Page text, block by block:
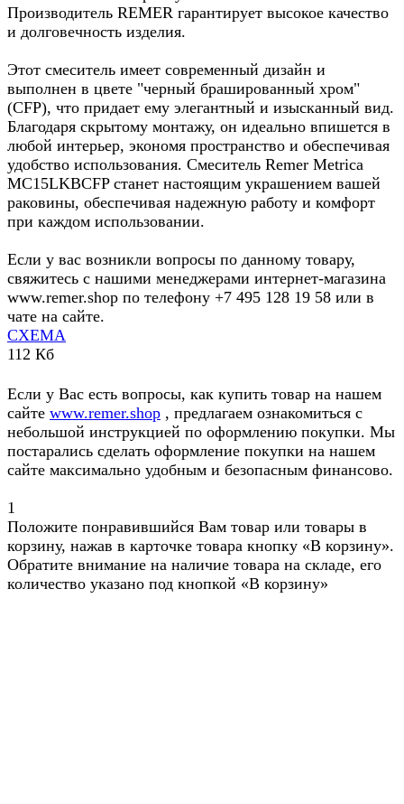
Производитель REMER гарантирует высокое качество
и долговечность изделия.
Этот смеситель имеет современный дизайн и
выполнен в цвете "черный брашированный хром"
(CFP), что придает ему элегантный и изысканный вид.
Благодаря скрытому монтажу, он идеально впишется в
любой интерьер, экономя пространство и обеспечивая
удобство использования. Смеситель Remer Metrica
MC15LKBCFP станет настоящим украшением вашей
раковины, обеспечивая надежную работу и комфорт
при каждом использовании.
Если у вас возникли вопросы по данному товару,
свяжитесь с нашими менеджерами интернет-магазина
www.remer.shop по телефону +7 495 128 19 58 или в
чате на сайте.
СХЕМА
112 Кб
Если у Вас есть вопросы, как купить товар на нашем
сайте www.remer.shop , предлагаем ознакомиться с
небольшой инструкцией по оформлению покупки. Мы
постарались сделать оформление покупки на нашем
сайте максимально удобным и безопасным финансово.
1
Положите понравившийся Вам товар или товары в
корзину, нажав в карточке товара кнопку «В корзину».
Обратите внимание на наличие товара на складе, его
количество указано под кнопкой «В корзину»